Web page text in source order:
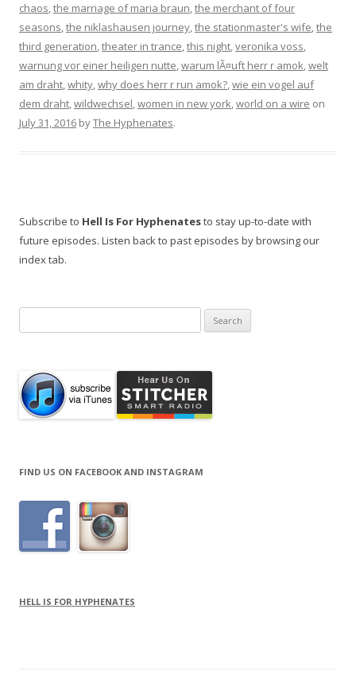
chaos,the marriage of maria braun,the merchant of four
seasons,the niklashausen journey,the stationmaster's wife,the
third generation,theater in trance,this night,veronika voss,
warnung vor einer heiligen nutte,warum lÃ¤uft herr r amok,welt
am draht,whity,why does herr r run amok?,wie ein vogel auf
dem draht,wildwechsel,women in new york,world on a wire on
July 31, 2016 byThe Hyphenates.
Subscribe to Hell Is For Hyphenatesto stay up-to-date with
future episodes. Listen back to past episodes by browsing our
index tab.
for:
FIND US ON FACEBOOK AND INSTAGRAM
HELL IS FOR HYPHENATES